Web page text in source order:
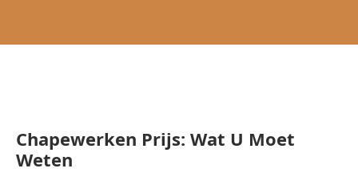
Chapewerken Prijs: Wat U Moet
Weten